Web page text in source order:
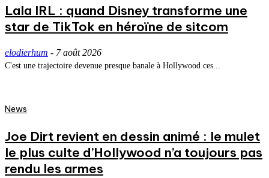
Lala IRL : quand Disney transforme une
star de TikTok en héroïne de sitcom
elodierhum - 7 août 2026
C'est une trajectoire devenue presque banale à Hollywood ces...
News
Joe Dirt revient en dessin animé : le mulet
le plus culte d’Hollywood n’a toujours pas
rendu les armes